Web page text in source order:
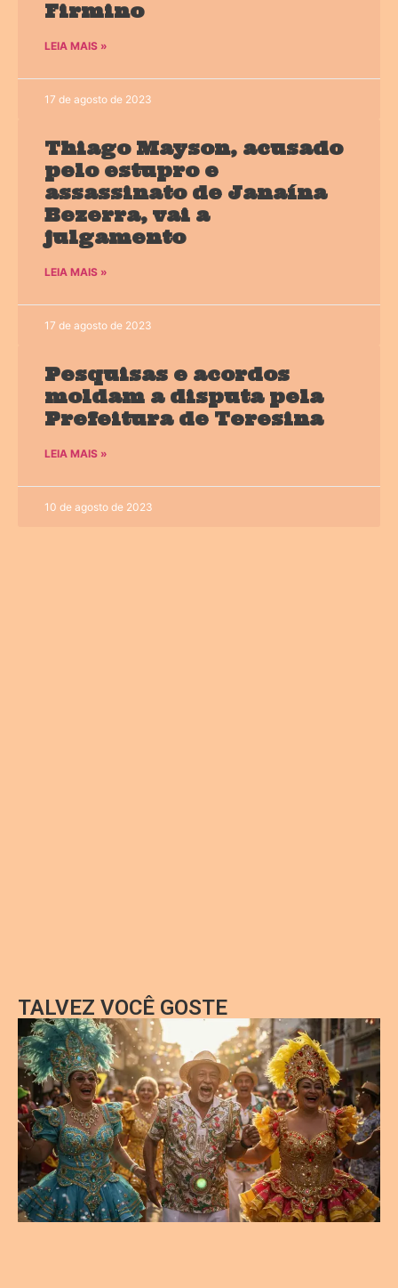
Firmino
LEIA MAIS »
17 de agosto de 2023
Thiago Mayson, acusado
pelo estupro e
assassinato de Janaína
Bezerra, vai a
julgamento
LEIA MAIS »
17 de agosto de 2023
Pesquisas e acordos
moldam a disputa pela
Prefeitura de Teresina
LEIA MAIS »
10 de agosto de 2023
TALVEZ VOCÊ GOSTE